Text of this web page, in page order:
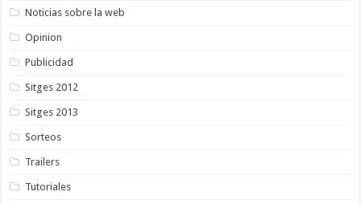
Noticias sobre la web
Opinion
Publicidad
Sitges 2012
Sitges 2013
Sorteos
Trailers
Tutoriales